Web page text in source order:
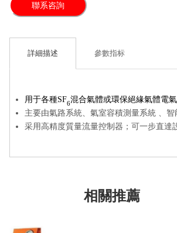
聯系咨詢
詳細描述 參數指标
用于各種SF6混合氣體或環保絕緣氣體電
主要由氣路系統、氣室容積測量系統 、
采用高精度質量流量控制器；可一步直達
相關推薦